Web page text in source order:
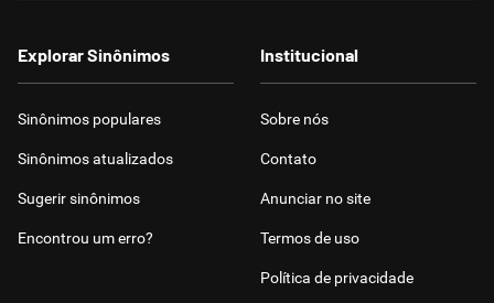
Explorar Sinônimos
Sinônimos populares
Sinônimos atualizados
Sugerir sinônimos
Encontrou um erro?
Institucional
Sobre nós
Contato
Anunciar no site
Termos de uso
Política de privacidade